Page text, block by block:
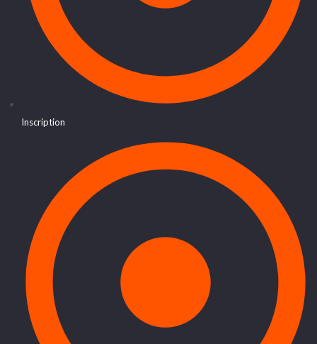
Inscription